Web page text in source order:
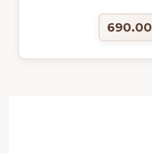
690.00